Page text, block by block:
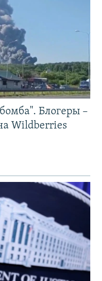
Блогеры –
Wildberries